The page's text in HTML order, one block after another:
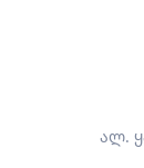
ალ.